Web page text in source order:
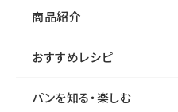
商品紹介
おすすめレシピ
パンを知る・楽しむ